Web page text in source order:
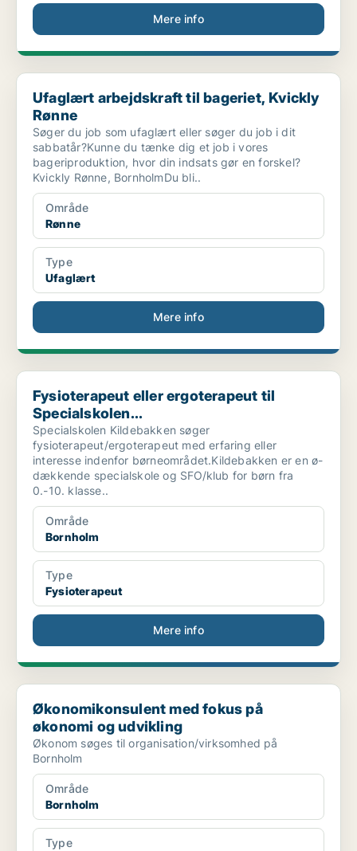
Mere info
Ufaglært arbejdskraft til bageriet, Kvickly Rønne
Ufaglært arbejdskraft til bageriet, Kvickly
Rønne
Søger du job som ufaglært eller søger du job i dit
sabbatår?Kunne du tænke dig et job i vores
bageriproduktion, hvor din indsats gør en forskel?
Kvickly Rønne, BornholmDu bli..
Område
Rønne
Type
Ufaglært
Mere info
Fysioterapeut eller ergoterapeut til Specialskolen...
Fysioterapeut eller ergoterapeut til
Specialskolen...
Specialskolen Kildebakken søger
fysioterapeut/ergoterapeut med erfaring eller
interesse indenfor børneområdet.Kildebakken er en ø-
dækkende specialskole og SFO/klub for børn fra
0.-10. klasse..
Område
Bornholm
Type
Fysioterapeut
Mere info
Økonomikonsulent med fokus på økonomi og udvikling
Økonomikonsulent med fokus på
økonomi og udvikling
Økonom søges til organisation/virksomhed på
Bornholm
Område
Bornholm
Type